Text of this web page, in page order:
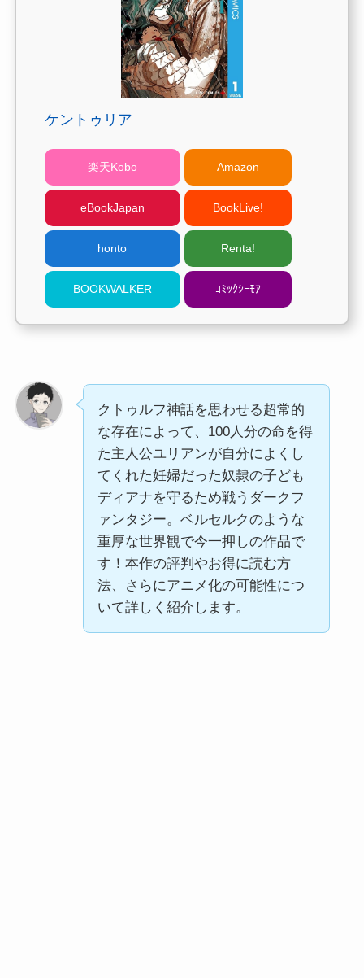
ケントゥリア
楽天Kobo Amazon
eBookJapan BookLive!
honto Renta!
BOOKWALKER ｺﾐｯｸｼｰﾓｱ
クトゥルフ神話を思わせる超常的
な存在によって、100人分の命を得
た主人公ユリアンが自分によくし
てくれた妊婦だった奴隷の子ども
ディアナを守るため戦うダークフ
ァンタジー。ベルセルクのような
重厚な世界観で今一押しの作品で
す！本作の評判やお得に読む方
法、さらにアニメ化の可能性につ
いて詳しく紹介します。